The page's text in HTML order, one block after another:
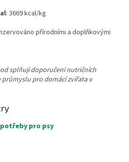
: 3669 kcal/kg
přírodními a doplňkovými
splňují doporučení nutričních
průmyslu pro domácí zvířata v
pro psy